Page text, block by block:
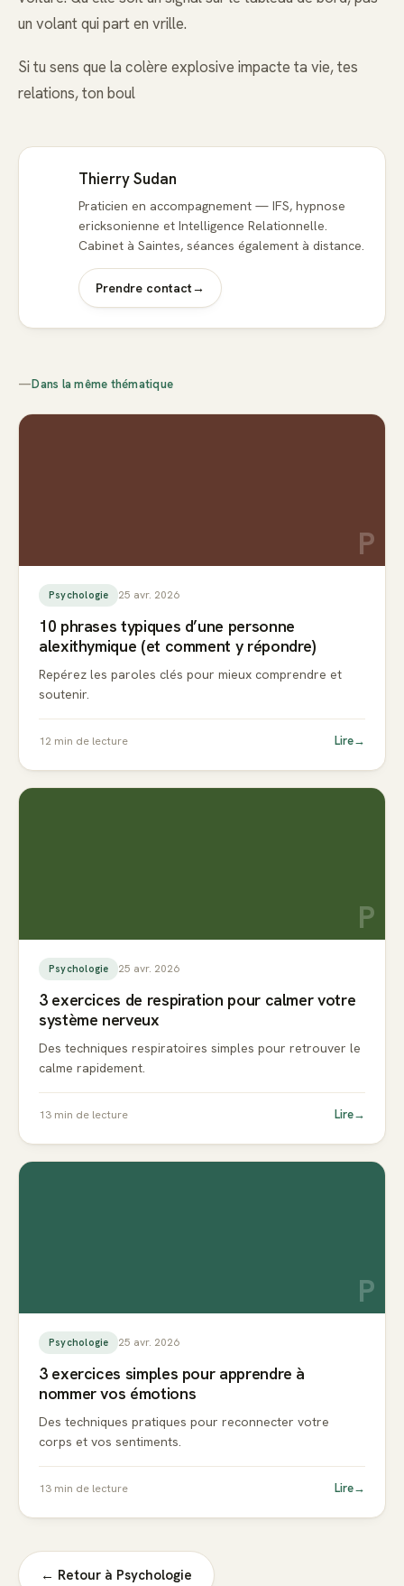
un volant qui part en vrille.
Si tu sens que la colère explosive impacte ta vie, tes
relations, ton boul
Thierry Sudan
Praticien en accompagnement — IFS, hypnose
ericksonienne et Intelligence Relationnelle.
Cabinet à Saintes, séances également à distance.
Prendre contact→
—Dans la même thématique
P
Psychologie 25 avr. 2026
10 phrases typiques d’une personne
alexithymique (et comment y répondre)
Repérez les paroles clés pour mieux comprendre et
soutenir.
12 min de lecture Lire→
P
Psychologie 25 avr. 2026
3 exercices de respiration pour calmer votre
système nerveux
Des techniques respiratoires simples pour retrouver le
calme rapidement.
13 min de lecture Lire→
P
Psychologie 25 avr. 2026
3 exercices simples pour apprendre à
nommer vos émotions
Des techniques pratiques pour reconnecter votre
corps et vos sentiments.
13 min de lecture Lire→
← Retour à Psychologie